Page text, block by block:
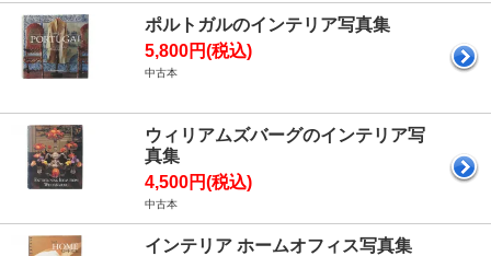
ポルトガルのインテリア写真集
5,800円(税込)
中古本
ウィリアムズバーグのインテリア写
真集
4,500円(税込)
中古本
インテリア ホームオフィス写真集